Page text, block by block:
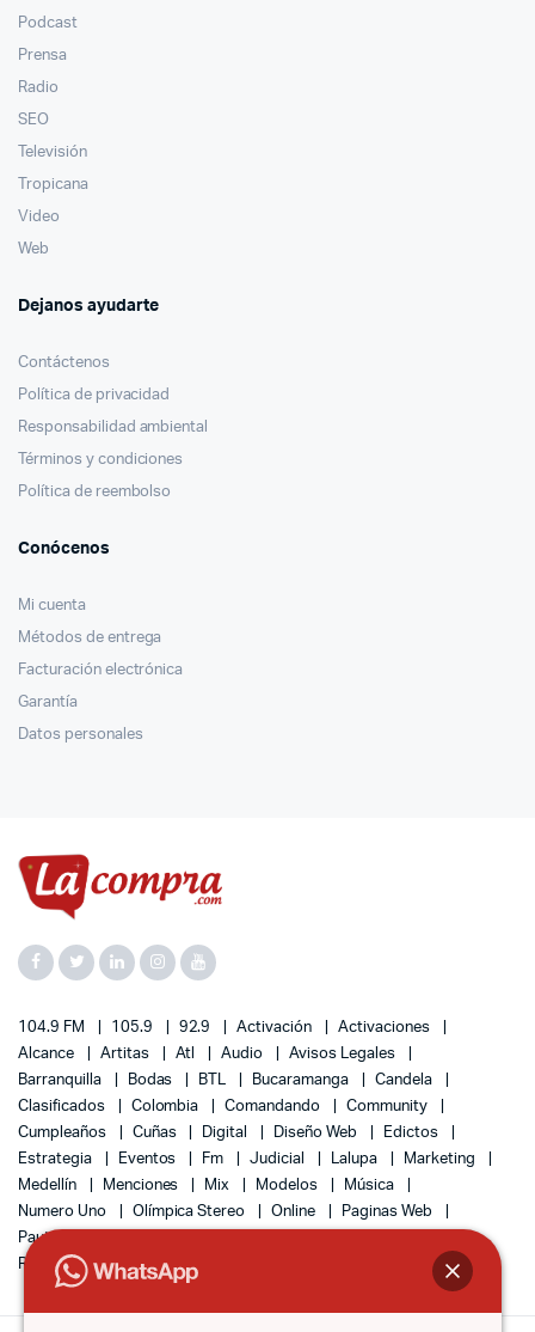
Podcast
Prensa
Radio
SEO
Televisión
Tropicana
Video
Web
Dejanos ayudarte
Contáctenos
Política de privacidad
Responsabilidad ambiental
Términos y condiciones
Política de reembolso
Conócenos
Mi cuenta
Métodos de entrega
Facturación electrónica
Garantía
Datos personales
104.9 FM 105.9 92.9 Activación
Activaciones
Alcance
Artitas Atl Audio
Avisos Legales
Barranquilla
Bodas BTL Bucaramanga
Candela
Clasificados
Colombia Comandando
Community
Cumpleaños
Cuñas Digital Diseño Web
Edictos
Estrategia
Eventos Fm Judicial Lalupa
Marketing
Medellín
Menciones Mix Modelos
Música
Numero Uno
Olímpica Stereo Online
Paginas Web
Pauta
Responsive
SEO Sociales Ventas